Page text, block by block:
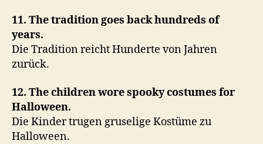
11. The tradition goes back hundreds of
years.
Die Tradition reicht Hunderte von Jahren
zurück.
12. The children wore spooky costumes for
Halloween.
Die Kinder trugen gruselige Kostüme zu
Halloween.